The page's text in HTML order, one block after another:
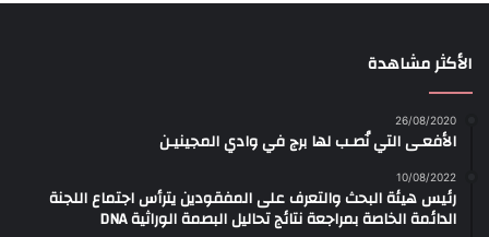
الأكثر مشاهدة
26/08/2020
الأفعـى التي نُصـب لها برج في وادي المجينيـن
10/08/2022
رئيس هيئة البحث والتعرف على المفقودين يترأس اجتماع اللجنة
الدائمة الخاصة بمراجعة نتائج تحاليل البصمة الوراثية DNA